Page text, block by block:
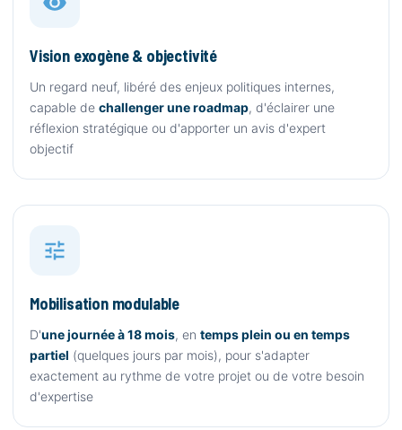
Vision exogène & objectivité
Un regard neuf, libéré des enjeux politiques internes,
capable de challenger une roadmap, d'éclairer une
réflexion stratégique ou d'apporter un avis d'expert
objectif
Mobilisation modulable
D'une journée à 18 mois, en temps plein ou en temps
partiel (quelques jours par mois), pour s'adapter
exactement au rythme de votre projet ou de votre besoin
d'expertise